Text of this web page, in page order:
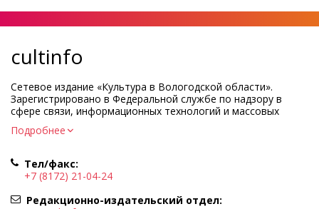
cultinfo
Сетевое издание «Культура в Вологодской области».
Зарегистрировано в Федеральной службе по надзору в
сфере связи, информационных технологий и массовых
коммуникаций.
Регистрационный номер и дата принятия решения о
Учредитель КУ ВО «Информационно-аналитический центр
культуры»
Адрес учредителя и редакции: 160000, Вологодская обл., г.
Подробнее
Тел/факс:
+7 (8172) 21-04-24
Редакционно-издательский отдел: